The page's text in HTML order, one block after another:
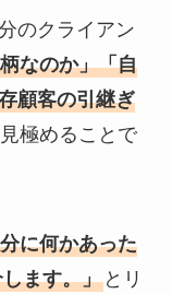
のクライアン
なのか」「自
顧客の引継ぎ
極めることで
に何かあった
ます。」とリ